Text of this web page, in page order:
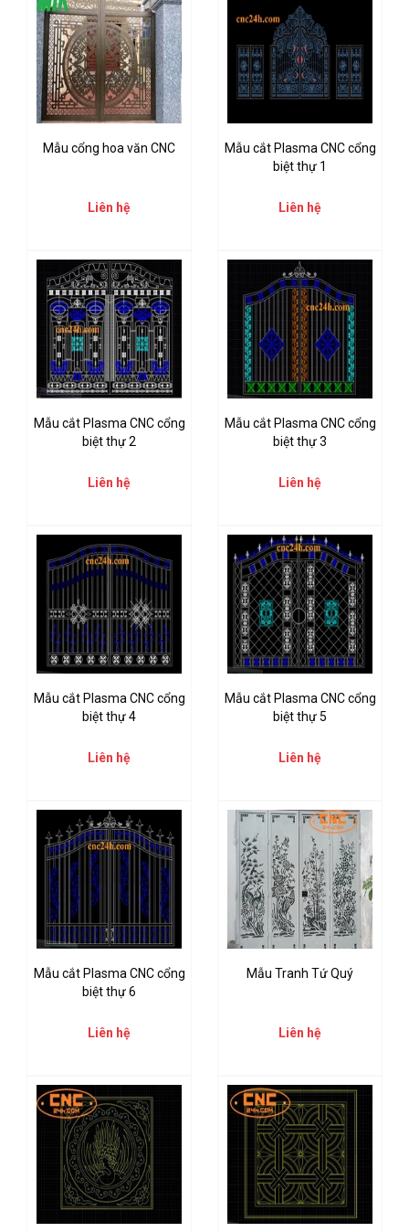
Mẫu cổng hoa văn CNC
Liên hệ
Mẫu cắt Plasma CNC cổng
biệt thự 1
Liên hệ
Mẫu cắt Plasma CNC cổng
biệt thự 2
Liên hệ
Mẫu cắt Plasma CNC cổng
biệt thự 3
Liên hệ
Mẫu cắt Plasma CNC cổng
biệt thự 4
Liên hệ
Mẫu cắt Plasma CNC cổng
biệt thự 5
Liên hệ
Mẫu cắt Plasma CNC cổng
biệt thự 6
Liên hệ
Mẫu Tranh Tứ Quý
Liên hệ